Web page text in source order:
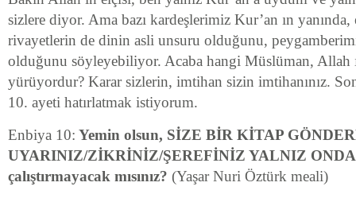
sizlere diyor. Ama bazı kardeşlerimiz Kur’an ın yanında,
rivayetlerin de dinin asli unsuru olduğunu,
olduğunu söyleyebiliyor. Acaba hangi Müslüman, Allah
yürüyordur? Karar sizlerin, imtihan sizin imtihanınız.
10. ayeti hatırlatmak istiyorum.
Enbiya 10: Yemin olsun, SİZE BİR KİTAP
UYARINIZ/ZİKRİNİZ/ŞEREFİNİZ YALNIZ
çalıştırmayacak mısınız? (Yaşar Nuri Öztürk meali)